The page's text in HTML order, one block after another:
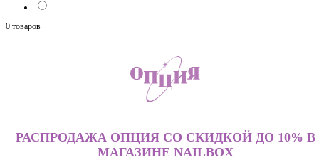
0 товаров
РАСПРОДАЖА ОПЦИЯ СО СКИДКОЙ ДО 10% В
МАГАЗИНЕ NAILBOX